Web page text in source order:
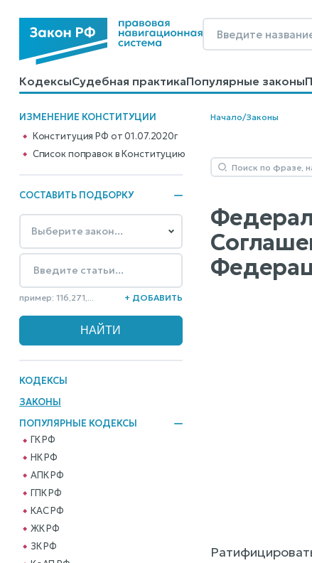
КодексыСудебная практикаПопулярные законы
КалькуляторыСправочные материалыОбразцы
ИЗМЕНЕНИЕ КОНСТИТУЦИИ
Конституция РФ от 01.07.2020г
Cписок поправок в Конституцию
СОСТАВИТЬ ПОДБОРКУ
пример: 116,271,... + ДОБАВИТЬ
КОДЕКСЫ
ЗАКОНЫ
ПОПУЛЯРНЫЕ КОДЕКСЫ
ГК РФ
НК РФ
АПК РФ
ГПК РФ
КАС РФ
ЖК РФ
ЗК РФ
Начало/Законы